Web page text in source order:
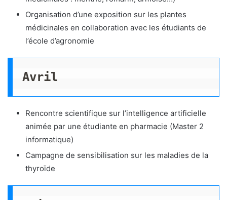
Organisation d’une exposition sur les plantes
médicinales en collaboration avec les étudiants de
l’école d’agronomie
Avril
Rencontre scientifique sur l’intelligence artificielle
animée par une étudiante en pharmacie (Master 2
informatique)
Campagne de sensibilisation sur les maladies de la
thyroïde